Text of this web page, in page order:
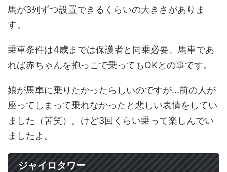
馬が3列ずつ設置できるくらいの大きさがありま
す。
乗車条件は4歳までは保護者と同乗必要、馬車であ
れば赤ちゃんを抱っこで乗ってもOKとの事です。
娘が馬車に乗りたかったらしいのですが...前の人が
座ってしまって乗れなかったと悲しい表情をしてい
ました（苦笑）。けど3回くらい乗って楽しんでい
ましたよ。
ジャイロタワー